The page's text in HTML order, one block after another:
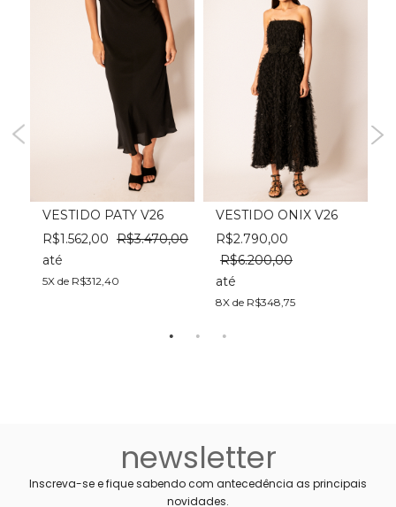
VESTIDO PATY V26
R$1.562,00 R$3.470,00
até
5X de R$312,40
VESTIDO ONIX V26
R$2.790,00
R$6.200,00
até
8X de R$348,75
newsletter
Inscreva-se e fique sabendo com antecedência as principais
novidades.